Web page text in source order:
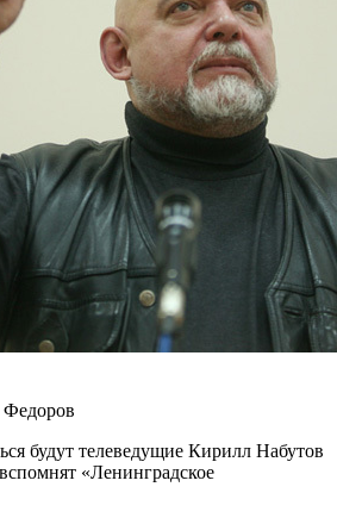
будут телеведущие Кирилл Набутов
«Ленинградское